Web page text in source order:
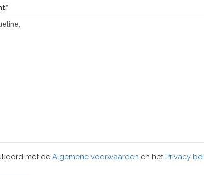
met de Algemene voorwaarden en het Privacy